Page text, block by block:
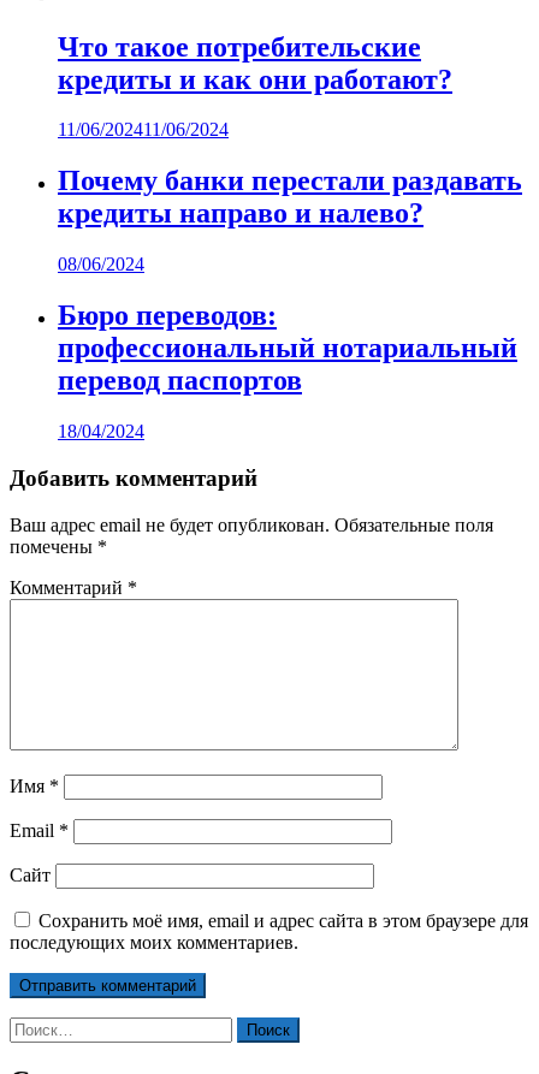
Что такое потребительские
кредиты и как они работают?
11/06/202411/06/2024
Почему банки перестали раздавать
кредиты направо и налево?
08/06/2024
Бюро переводов:
профессиональный нотариальный
перевод паспортов
18/04/2024
Добавить комментарий
Ваш адрес email не будет опубликован. Обязательные поля
помечены *
Комментарий *
Имя *
Email *
Сайт
Сохранить моё имя, email и адрес сайта в этом браузере для
последующих моих комментариев.
Найти: